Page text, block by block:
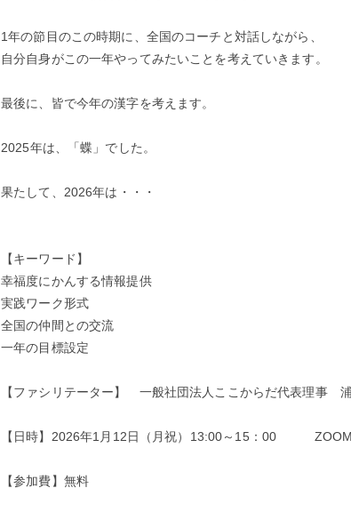
1年の節目のこの時期に、全国のコーチと対話しながら、
自分自身がこの一年やってみたいことを考えていきます。
最後に、皆で今年の漢字を考えます。
2025年は、「蝶」でした。
果たして、2026年は・・・
【キーワード】
幸福度にかんする情報提供
実践ワーク形式
全国の仲間との交流
一年の目標設定
【ファシリテーター】 一般社団法人ここからだ代表理事
【日時】2026年1月12日（月祝）13:00～15：00
【参加費】無料